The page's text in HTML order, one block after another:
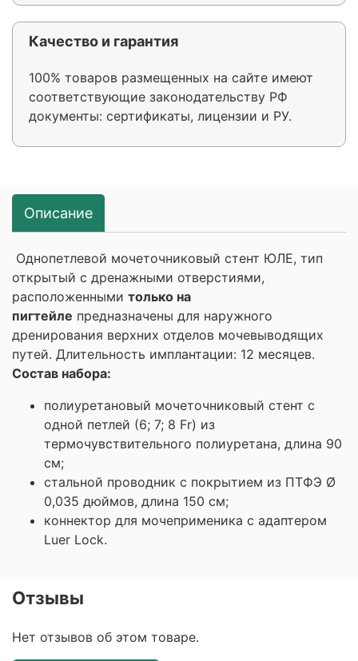
Качество и гарантия
100% товаров размещенных на сайте имеют
соответствующие законодательству РФ
документы: сертификаты, лицензии и РУ.
Описание
Однопетлевой мочеточниковый стент ЮЛЕ, тип
открытый с дренажными отверстиями,
расположенными только на
пигтейле предназначены для наружного
дренирования верхних отделов мочевыводящих
путей. Длительность имплантации: 12 месяцев.
Состав набора:
полиуретановый мочеточниковый стент с
одной петлей (6; 7; 8 Fr) из
термочувствительного полиуретана, длина 90
см;
стальной проводник с покрытием из ПТФЭ Ø
0,035 дюймов, длина 150 см;
коннектор для мочеприменика с адаптером
Luer Lock.
Отзывы
Нет отзывов об этом товаре.